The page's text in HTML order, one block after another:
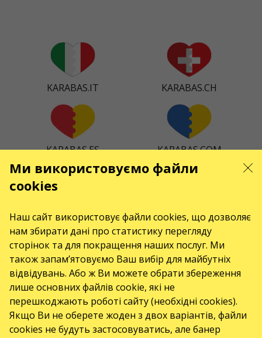
KARABAS.IT KARABAS.CH
KARABAS.ES KARABAS.COM
KARABAS.CZ KARABAS.DK
KARABAS.CO
Ми використовуємо файли
cookies
Наш сайт використовує файли cookies, що дозволяє
нам збирати дані про статистику перегляду
сторінок та для покращення наших послуг. Ми
також запам’ятовуємо Ваш вибір для майбутніх
відвідувань. Або ж Ви можете обрати збереження
лише основних файлів cookie, які не
перешкоджають роботі сайту (необхідні cookies).
Якщо Ви не оберете жоден з двох варіантів, файли
cookies не будуть застосовуватись, але банер
КОНТАКТИ